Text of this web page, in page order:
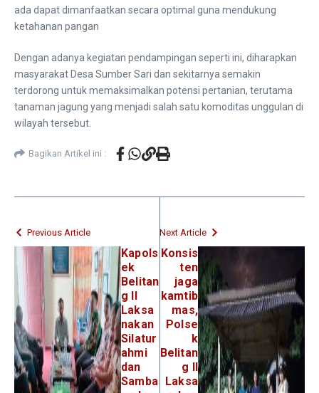
ada dapat dimanfaatkan secara optimal guna mendukung
ketahanan pangan
Dengan adanya kegiatan pendampingan seperti ini, diharapkan
masyarakat Desa Sumber Sari dan sekitarnya semakin
terdorong untuk memaksimalkan potensi pertanian, terutama
tanaman jagung yang menjadi salah satu komoditas unggulan di
wilayah tersebut.
Bagikan Artikel ini :
Previous Article
Kapols
ek
Belitan
g II
Laksa
nakan
Silatur
ahmi
dan
Samba
Next Article
Konsis
ten
jaga
kamtib
mas,
Polse
k
Belitan
g II
Laksa